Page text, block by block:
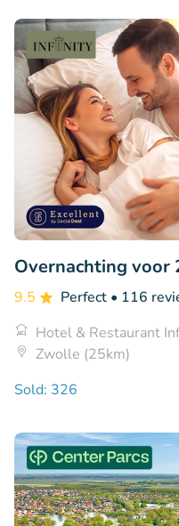
Overnachting voor
9.5 Perfect • 116
Hotel & Restaurant
Zwolle (25km)
Sold: 326